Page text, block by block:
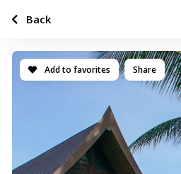
Add to favorites Share
Back